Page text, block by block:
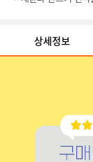
상세정보